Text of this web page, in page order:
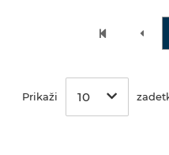
Prikaži 10